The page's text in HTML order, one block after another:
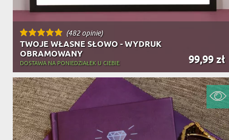
(482 opinie)
TWOJE WŁASNE SŁOWO - WYDRUK
OBRAMOWANY
99,99 zł
DOSTAWA NA PONIEDZIAŁEK U CIEBIE